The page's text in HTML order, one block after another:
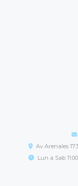
Av Arenales
Lun a Sab